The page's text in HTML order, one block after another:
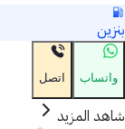
بنزين
واتساب اتصل
شاهد المزيد